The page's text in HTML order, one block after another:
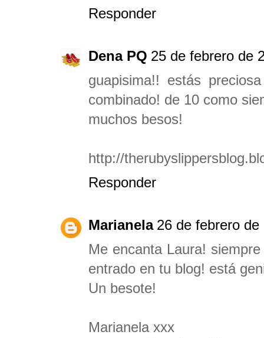
Responder
Dena PQ 25 de febrero de
guapisima!! estás
combinado! de 10 como
muchos besos!
http://
Responder
Marianela 26 de febrero
Me encanta Laura!
entrado en tu blog! está
Un besote!
Marianela xxx